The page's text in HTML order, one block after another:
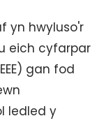
yn hwyluso'r
eich cyfarpar
gan fod
ledled y